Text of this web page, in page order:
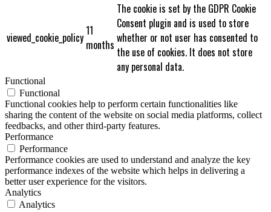
viewed_cookie_policy11
months
The cookie is set by the GDPR Cookie
Consent plugin and is used to store
whether or not user has consented to
the use of cookies. It does not store
any personal data.
Functional
Functional
Functional cookies help to perform certain functionalities like
sharing the content of the website on social media platforms, collect
feedbacks, and other third-party features.
Performance
Performance
Performance cookies are used to understand and analyze the key
performance indexes of the website which helps in delivering a
better user experience for the visitors.
Analytics
Analytics